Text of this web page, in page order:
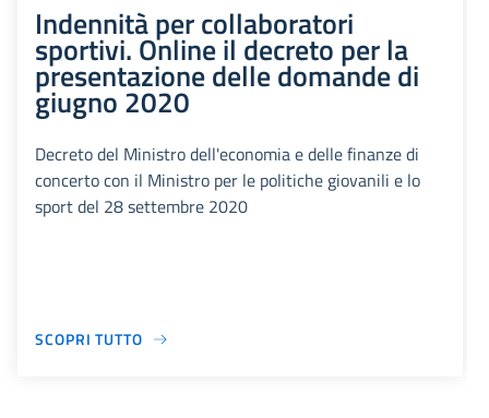
Indennità per collaboratori
sportivi. Online il decreto per la
presentazione delle domande di
giugno 2020
Decreto del Ministro dell'economia e delle finanze di
concerto con il Ministro per le politiche giovanili e lo
sport del 28 settembre 2020
SCOPRI TUTTO